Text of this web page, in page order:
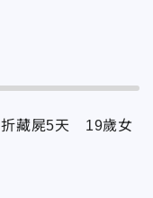
折藏屍5天 19歲女